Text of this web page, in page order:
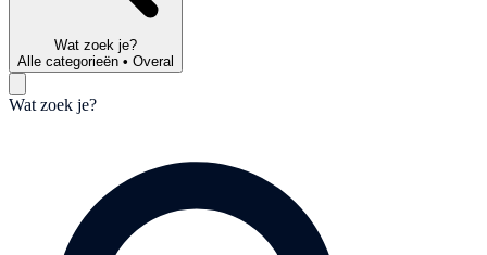
Wat zoek je?
Alle categorieën • Overal
Wat zoek je?